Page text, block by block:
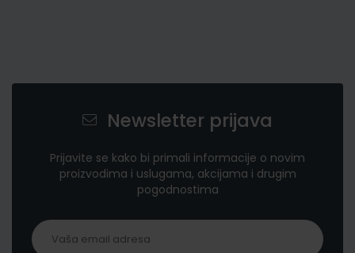
Newsletter prijava
Prijavite se kako bi primali informacije o novim
proizvodima i uslugama, akcijama i drugim
pogodnostima